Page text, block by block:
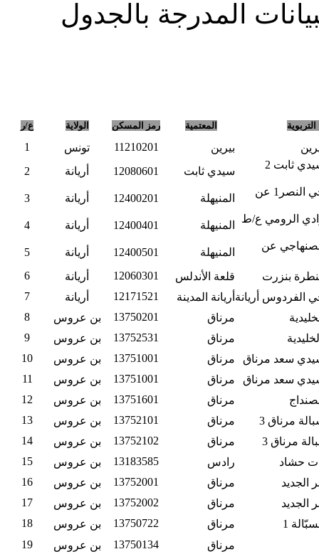
المدرجة بالجدول
ع/ر الولاية رمز المسكن المعتمية
1 تونس 11210201 بيرين
2
أريانة 12080601 سيدي ثابت
المدرسة الابتدائية سيدي ثابت 2
3 أريانة 12400201 المنيهلة
المدرسة الابتدائية حي النصر1 عن
4 أريانة 12400401 المنيهلة
وادي الرومي ع/ط
5 أريانة 12400501 المنيهلة
الصنهاجي عن
6 أريانة 12060301 قلعة الأندلس
بنزرت
7
أريانة 12171521 أريانة المدينة الفردوس أريانة
8
بن عروس 13750201 مرناق
9
بن عروس 13752531 مرناق
10
بن عروس 13751001 مرناق
سيدي سعد مرناق
11
بن عروس 13751001 مرناق
سيدي سعد مرناق
12
بن عروس 13751601 مرناق
13
بن عروس 13752101 مرناق
مرناق 3
14
بن عروس 13752102 مرناق
مرناق 3
15
بن عروس 13183585 رادس
حشاد
16
بن عروس 13752001 مرناق
الجديد
17
بن عروس 13752002 مرناق
الجديد
18
بن عروس 13750722 مرناق
1
19
بن عروس 13750134
مرناق